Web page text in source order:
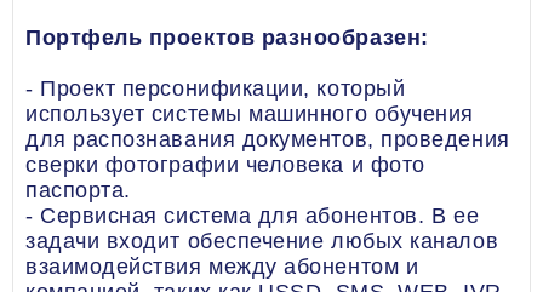
Портфель проектов разнообразен:
- Проект персонификации, который
использует системы машинного обучения
для распознавания документов, проведения
сверки фотографии человека и фото
паспорта.
- Сервисная система для абонентов. В ее
задачи входит обеспечение любых каналов
взаимодействия между абонентом и